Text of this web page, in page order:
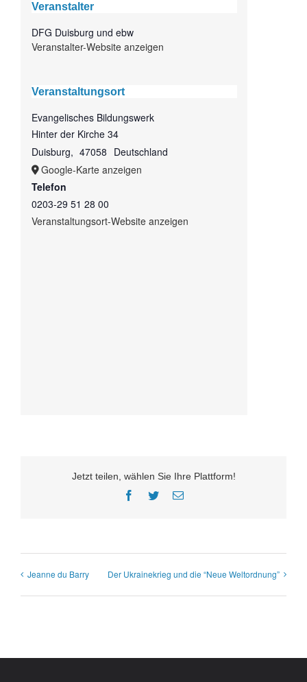
Veranstalter
DFG Duisburg und ebw
Veranstalter-Website anzeigen
Veranstaltungsort
Evangelisches Bildungswerk
Hinter der Kirche 34
Duisburg, 47058 Deutschland
Google-Karte anzeigen
Telefon
0203-29 51 28 00
Veranstaltungsort-Website anzeigen
Jetzt teilen, wählen Sie Ihre Plattform!
Facebook
TwitterE-
Jeanne du Barry Der Ukrainekrieg und die “Neue Weltordnung”